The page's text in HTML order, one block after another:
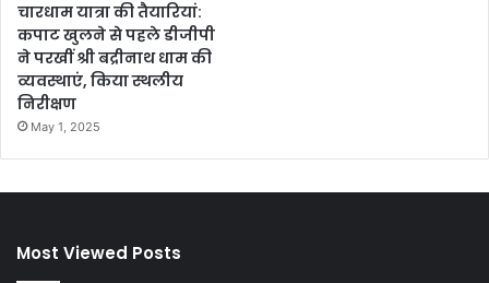
चारधाम यात्रा की तैयारियां:
कपाट खुलने से पहले डीजीपी
ने परखीं श्री बद्रीनाथ धाम की
व्यवस्थाएं, किया स्थलीय
निरीक्षण
May 1, 2025
Most Viewed Posts